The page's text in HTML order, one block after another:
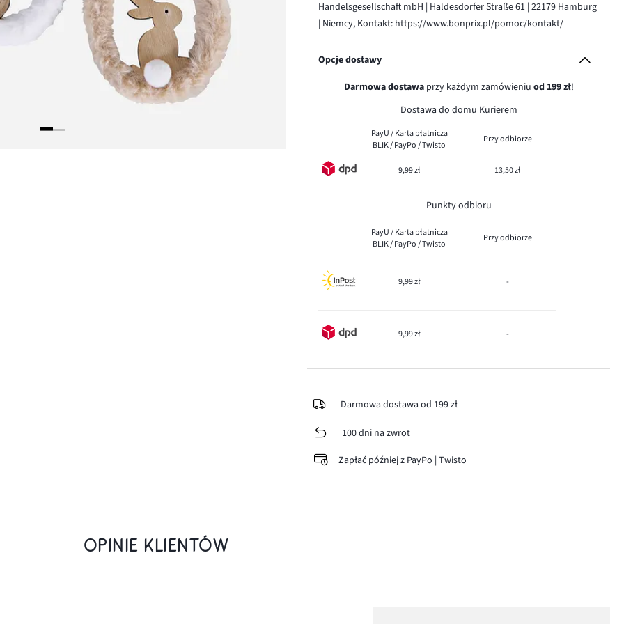
Handelsgesellschaft mbH | Haldesdorfer Straße 61 | 22179 Hamburg
| Niemcy, Kontakt: https://www.bonprix.pl/pomoc/kontakt/
Opcje dostawy
Darmowa dostawaprzy każdym zamówieniu od 199 zł!
Dostawa do domu Kurierem
PayU / Karta płatnicza
BLIK / PayPo / Twisto
Przy odbiorze
9,99 zł 13,50 zł
Punkty odbioru
PayU / Karta płatnicza
BLIK / PayPo / Twisto
Przy odbiorze
9,99 zł -
9,99 zł -
Darmowa dostawa od 199 zł
100 dni na zwrot
Zapłać później z PayPo | Twisto
OPINIE KLIENTÓW